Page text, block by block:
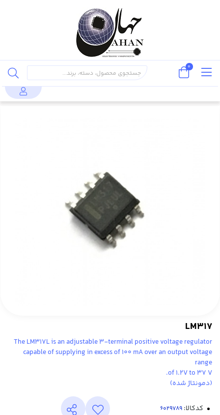
محصولات
قطعات نیمه
مدارات مجتمع
رگولاتورهای
LM317
LM317
The LM317L is an adjustable 3-terminal positive voltage regulator
capable of supplying in excess of 100 mA over an output voltage
range
of 1.2V to 37 V.
(دمونتاژ شده)
کدکالا:
0